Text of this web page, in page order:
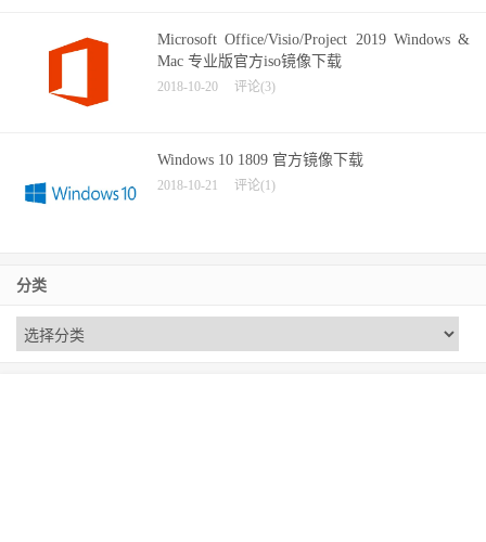
Microsoft Office/Visio/Project 2019 Windows &
Mac 专业版官方iso镜像下载
2018-10-20 评论(3)
Windows 10 1809 官方镜像下载
2018-10-21 评论(1)
分类